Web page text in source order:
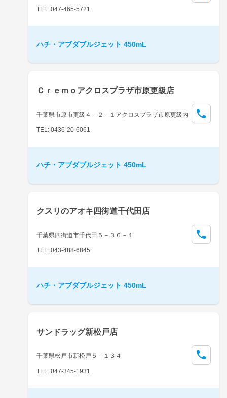
TEL: 047-465-5721
ハチ・アブダブルジェット 450mL
Ｃｒｅｍｏアクロスプラザ市原更級店
千葉県市原市更級４－２－１アクロスプラザ市原更級内
TEL: 0436-20-6061
ハチ・アブダブルジェット 450mL
クスリのアオキ四街道千代田店
千葉県四街道市千代田５－３６－１
TEL: 043-488-6845
ハチ・アブダブルジェット 450mL
サンドラッグ新松戸店
千葉県松戸市新松戸５－１３４
TEL: 047-345-1931